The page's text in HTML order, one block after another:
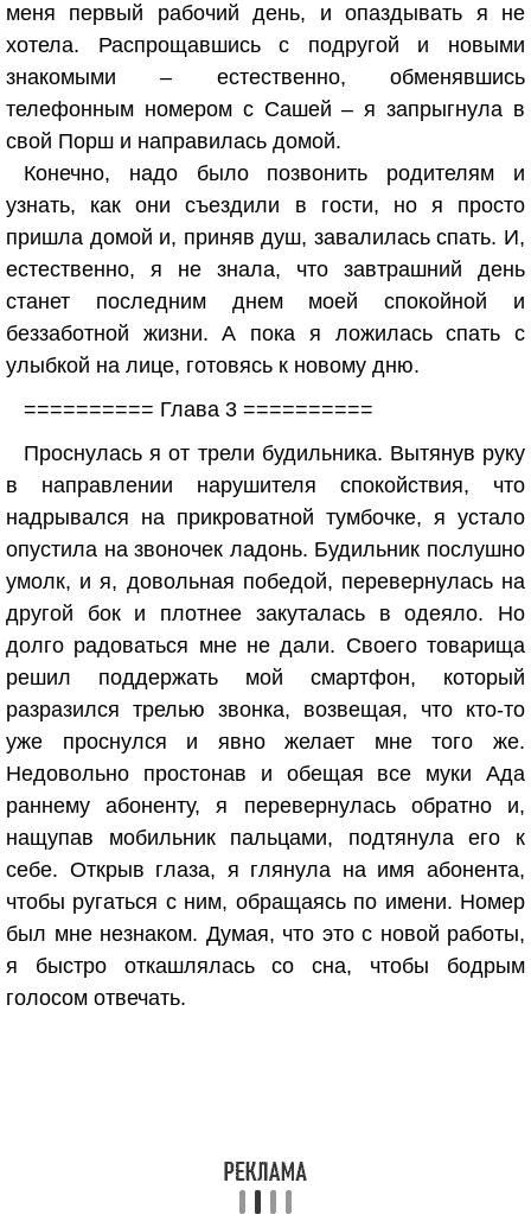
меня первый рабочий день, и опаздывать я не
хотела. Распрощавшись с подругой и новыми
знакомыми – естественно, обменявшись
телефонным номером с Сашей – я запрыгнула в
свой Порш и направилась домой.
Конечно, надо было позвонить родителям и
узнать, как они съездили в гости, но я просто
пришла домой и, приняв душ, завалилась спать. И,
естественно, я не знала, что завтрашний день
станет последним днем моей спокойной и
беззаботной жизни. А пока я ложилась спать с
улыбкой на лице, готовясь к новому дню.
========== Глава 3 ==========
Проснулась я от трели будильника. Вытянув руку
в направлении нарушителя спокойствия, что
надрывался на прикроватной тумбочке, я устало
опустила на звоночек ладонь. Будильник послушно
умолк, и я, довольная победой, перевернулась на
другой бок и плотнее закуталась в одеяло. Но
долго радоваться мне не дали. Своего товарища
решил поддержать мой смартфон, который
разразился трелью звонка, возвещая, что кто-то
уже проснулся и явно желает мне того же.
Недовольно простонав и обещая все муки Ада
раннему абоненту, я перевернулась обратно и,
нащупав мобильник пальцами, подтянула его к
себе. Открыв глаза, я глянула на имя абонента,
чтобы ругаться с ним, обращаясь по имени. Номер
был мне незнаком. Думая, что это с новой работы,
я быстро откашлялась со сна, чтобы бодрым
голосом отвечать.